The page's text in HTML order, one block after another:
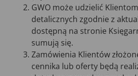
GWO może udzielić
detalicznych zgodnie z
dostępną na stronie
sumują się.
Zamówienia Klientów
cennika lub oferty będą